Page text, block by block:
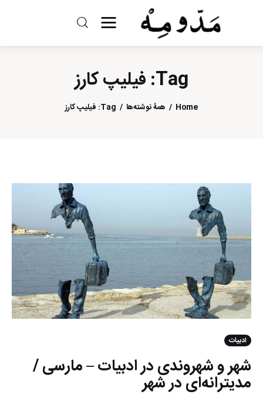
Tag: فیلیپ کارز
Home همهٔ نوشته‌ها Tag: فیلیپ کارز
مد و مه
ادبیات
سینما
درباره ما
ادبیات
شهر و شهروندی در ادبیات – مارسی /
مدیترانه‌ای در شهر